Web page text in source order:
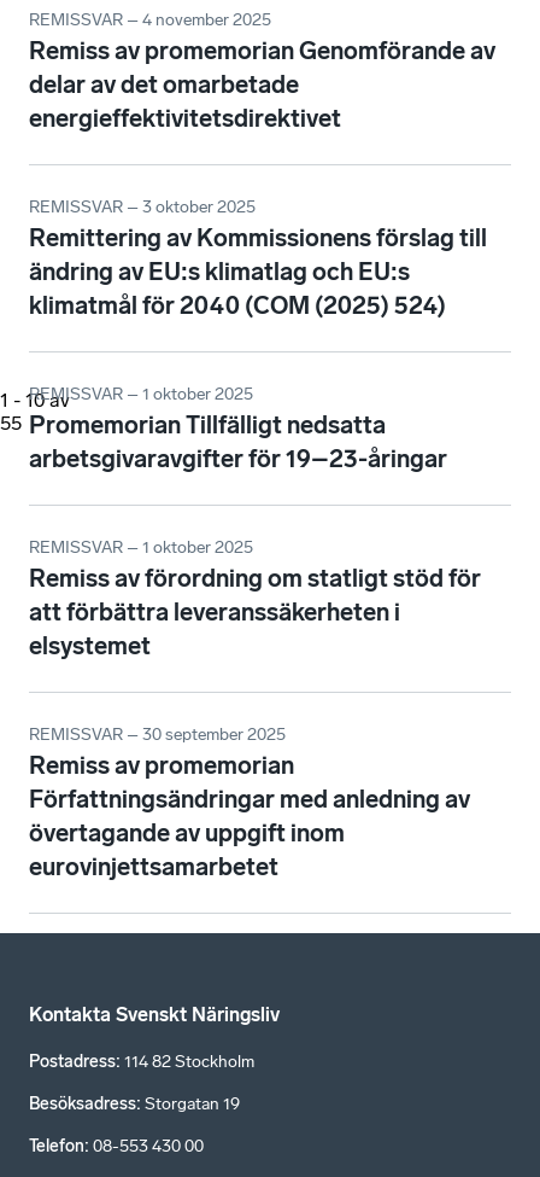
1 - 10 av
55
REMISSVAR – 4 november 2025
Remiss av promemorian Genomförande av
delar av det omarbetade
energieffektivitetsdirektivet
REMISSVAR – 3 oktober 2025
Remittering av Kommissionens förslag till
ändring av EU:s klimatlag och EU:s
klimatmål för 2040 (COM (2025) 524)
REMISSVAR – 1 oktober 2025
Promemorian Tillfälligt nedsatta
arbetsgivaravgifter för 19–23-åringar
REMISSVAR – 1 oktober 2025
Remiss av förordning om statligt stöd för
att förbättra leveranssäkerheten i
elsystemet
REMISSVAR – 30 september 2025
Remiss av promemorian
Författningsändringar med anledning av
övertagande av uppgift inom
eurovinjettsamarbetet
Kontakta Svenskt Näringsliv
Postadress: 114 82 Stockholm
Besöksadress: Storgatan 19
Telefon: 08-553 430 00